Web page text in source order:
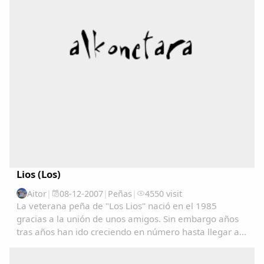
Lios (Los)
Aitor| 08-12-2007| Peñas | 4550 visit
La veterana peña de "Los Lios" nació en el 1985
gracias a la unión de unos amigos. Sin embargo años
tras años han ido creciendo en número hasta llegar a